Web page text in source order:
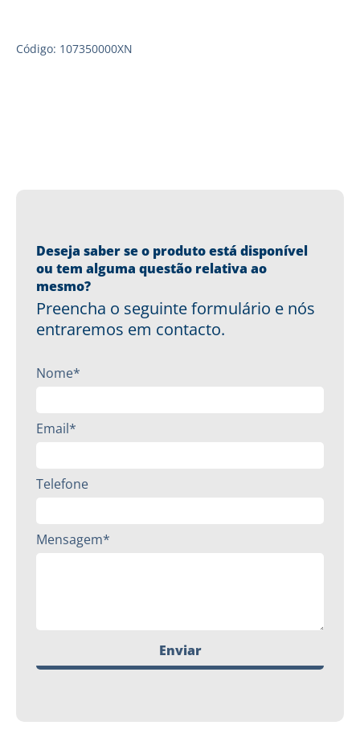
Código: 107350000XN
Deseja saber se o produto está disponível
ou tem alguma questão relativa ao
mesmo?
Preencha o seguinte formulário e nós
entraremos em contacto.
Nome*
Email*
Telefone
Mensagem*
Enviar